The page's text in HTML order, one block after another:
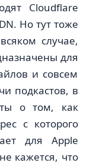
Cloudflare
Но тут тоже
случае,
для
и совсем
подкастов, в
о том, как
с которого
для Apple
кажется, что